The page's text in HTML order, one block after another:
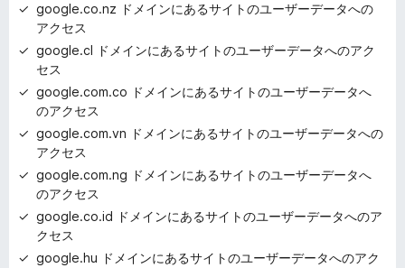
google.co.nz ドメインにあるサイトのユーザーデータへの
アクセス
google.cl ドメインにあるサイトのユーザーデータへのアク
セス
google.com.co ドメインにあるサイトのユーザーデータへ
のアクセス
google.com.vn ドメインにあるサイトのユーザーデータへの
アクセス
google.com.ng ドメインにあるサイトのユーザーデータへ
のアクセス
google.co.id ドメインにあるサイトのユーザーデータへのア
クセス
google.hu ドメインにあるサイトのユーザーデータへのアク